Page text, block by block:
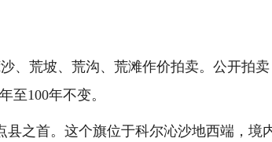
、荒坡、荒沟、荒滩作价拍卖。公开拍
年至100年不变。
县之首。这个旗位于科尔沁沙地西端，境